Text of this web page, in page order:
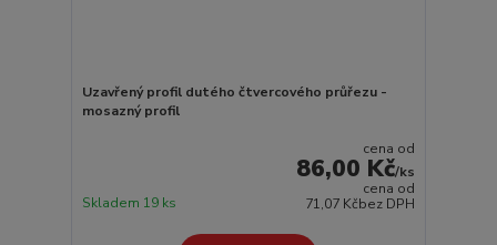
Uzavřený profil dutého čtvercového průřezu -
mosazný profil
cena od
86,00 Kč/ks
cena od
71,07 Kčbez DPH
Skladem 19 ks